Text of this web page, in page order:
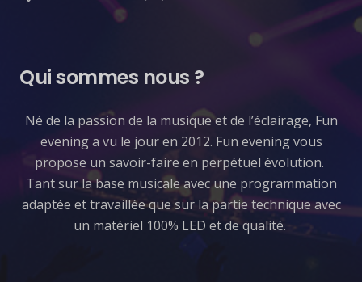
Qui sommes nous ?
​Né de la passion de la musique et de l’éclairage, Fun
evening a vu le jour en 2012. Fun evening vous
propose un savoir-faire en perpétuel évolution.
Tant sur la base musicale avec une programmation
adaptée et travaillée que sur la partie technique avec
un matériel 100% LED et de qualité.